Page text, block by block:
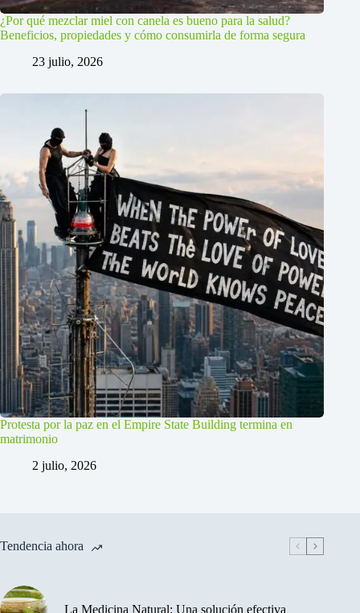
¿Por qué mezclar miel con canela es bueno para la salud?
Beneficios, propiedades y cómo consumirla de forma segura
23 julio, 2026
Protesta por la paz en el Empire State Building termina en
matrimonio
2 julio, 2026
Tendencia ahora
La Medicina Natural: Una solución efectiva